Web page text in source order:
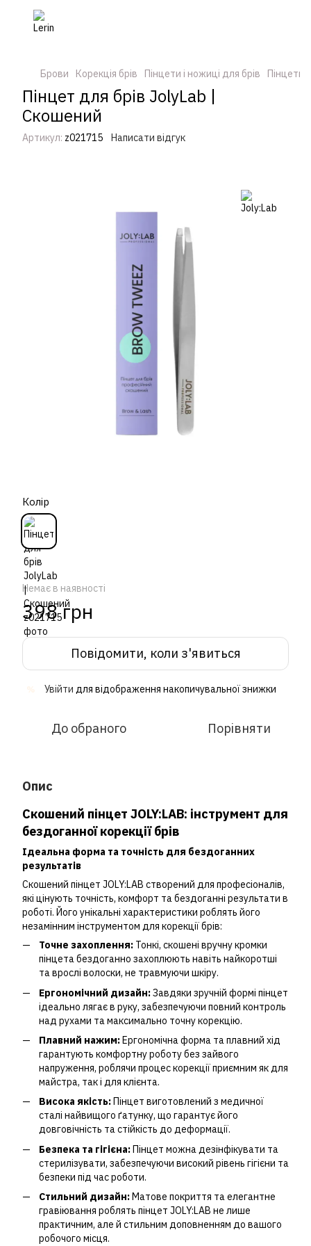
Брови Корекція брів Пінцети і ножиці для брів Пінцети
Пінцет для брів JolyLab |
Скошений
Артикул: z021715 Написати відгук
Колір
Немає в наявності
398 грн
Повідомити, коли з'явиться
Увійти для відображення накопичувальної знижки
До обраного Порівняти
Опис
Скошений пінцет JOLY:LAB: інструмент для
бездоганної корекції брів
Ідеальна форма та точність для бездоганних
результатів
Скошений пінцет JOLY:LAB створений для професіоналів,
які цінують точність, комфорт та бездоганні результати в
роботі. Його унікальні характеристики роблять його
незамінним інструментом для корекції брів:
Точне захоплення: Тонкі, скошені вручну кромки
пінцета бездоганно захоплюють навіть найкоротші
та врослі волоски, не травмуючи шкіру.
Ергономічний дизайн:Завдяки зручній формі пінцет
ідеально лягає в руку, забезпечуючи повний контроль
над рухами та максимально точну корекцію.
Плавний нажим:Ергономічна форма та плавний хід
гарантують комфортну роботу без зайвого
напруження, роблячи процес корекції приємним як для
майстра, так і для клієнта.
Висока якість: Пінцет виготовлений з медичної
сталі найвищого ґатунку, що гарантує його
довговічність та стійкість до деформації.
Безпека та гігієна:Пінцет можна дезінфікувати та
стерилізувати, забезпечуючи високий рівень гігієни та
безпеки під час роботи.
Стильний дизайн:Матове покриття та елегантне
гравіювання роблять пінцет JOLY:LAB не лише
практичним, але й стильним доповненням до вашого
робочого місця.